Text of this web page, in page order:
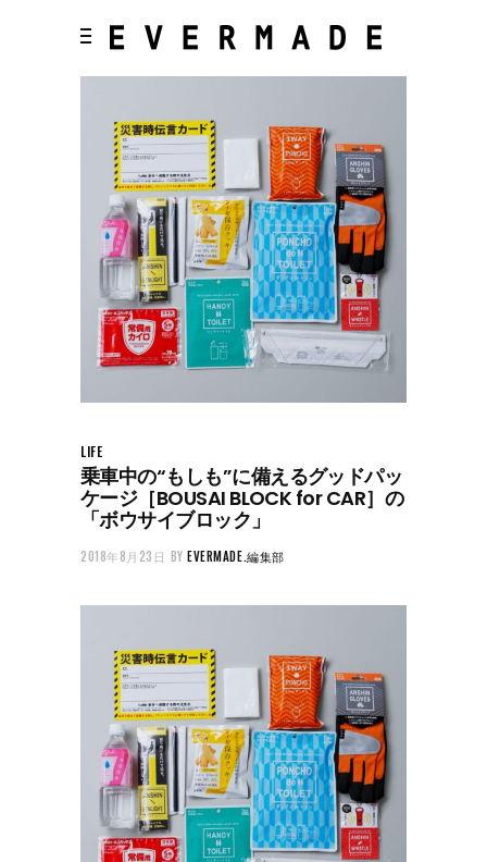
LIFE
乗車中の“もしも”に備えるグッドパッ
ケージ［BOUSAI BLOCK for CAR］の
「ボウサイブロック」
2018年8月23日 BYEVERMADE.編集部